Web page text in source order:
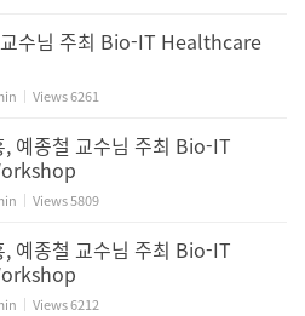
수님 주최 Bio-IT Healthcare
Views6261
예종철 교수님 주최 Bio-IT
Views5809
예종철 교수님 주최 Bio-IT
Views6212